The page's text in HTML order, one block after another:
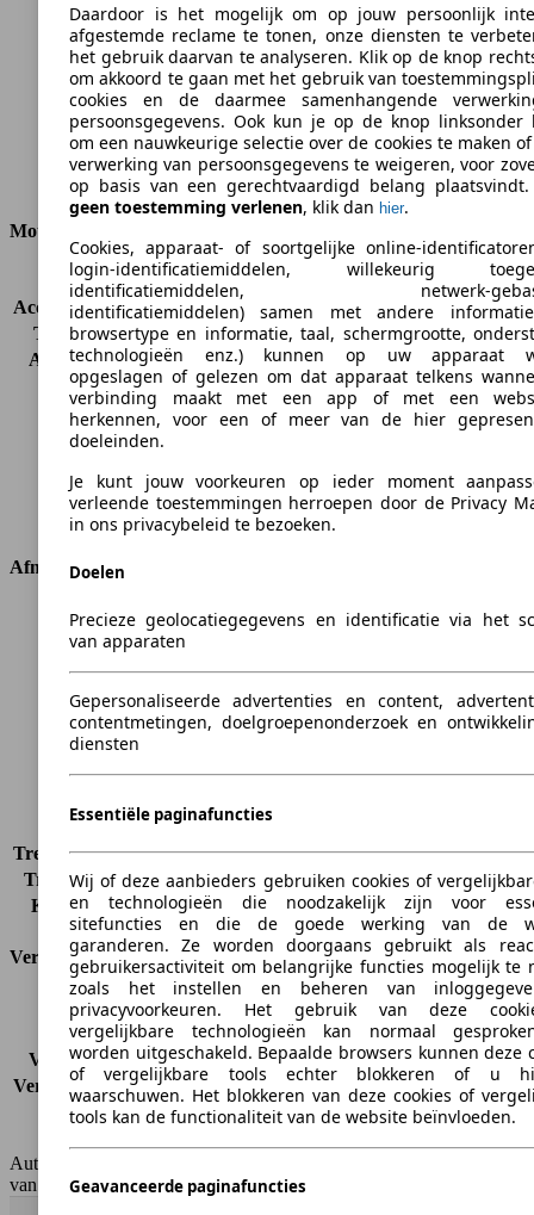
CO2-uitstoot (gem.)*
Ø 7.6 l/100km
Verbruik
Motor & Vermogen
KW (PS)
114 kW (155 PS)
Acceleratie (0-100 km/h) 10.2s
Topsnelheid (km/h)
190 km/h
Aantal versnellingen
6
Koppel
192 nm
Cilinderinhoud
1997 ccm
Brandstof
Transmissie
Manueel
Aandrijving
Vierwielaandrijving v terreinwagen
Afmetingen
Lengte
4605 mm
Hoogte
Breedte
1820 mm
Wielbasis
2630 mm
Maximaal gewicht
2075 kg
Maximale lading
Deuren
5
Dakbelasting
-
Trekgewicht (ongeremd) -
Trekgewicht (geremd)
1700 kg
Kofferbak capaciteit
589 - 1669 l
Verbruik
CO2-uitstoot*
177 g/km (komb.)
Verbruik (stad)
9.4 l/100km
Verbruik (snelweg)
6.5 l/100km
Verbruik (gemiddeld)* 7.6 l/100km
Emissieklasse
Euro 6b
AutoScout24 Belgium NV is niet aansprakelijk voor de juistheid
van de gegevens.
Daardoor is het mogelijk om op jouw persoonlijk
afgestemde reclame te tonen, onze diensten te
het gebruik daarvan te analyseren. Klik op de knop
om akkoord te gaan met het gebruik van
cookies en de daarmee samenhangende
persoonsgegevens. Ook kun je op de knop linksonder
om een nauwkeurige selectie over de cookies te maken
verwerking van persoonsgegevens te weigeren, voor
op basis van een gerechtvaardigd belang
geen toestemming verlenen, klik dan hier.
Cookies, apparaat- of soortgelijke online-
login-identificatiemiddelen, willekeurig
identificatiemiddelen, netwerk-
identificatiemiddelen) samen met andere
browsertype en informatie, taal, schermgrootte,
technologieën enz.) kunnen op uw apparaat
opgeslagen of gelezen om dat apparaat telkens
verbinding maakt met een app of met een
herkennen, voor een of meer van de hier
doeleinden.
Je kunt jouw voorkeuren op ieder moment
verleende toestemmingen herroepen door de Privacy
in ons privacybeleid te bezoeken.
Doelen
Precieze geolocatiegegevens en identificatie via het
van apparaten
Gepersonaliseerde advertenties en content,
contentmetingen, doelgroepenonderzoek en
diensten
Essentiële paginafuncties
Wij of deze aanbieders gebruiken cookies of
en technologieën die noodzakelijk zijn voor
sitefuncties en die de goede werking van de
garanderen. Ze worden doorgaans gebruikt als
gebruikersactiviteit om belangrijke functies mogelijk te
zoals het instellen en beheren van
privacyvoorkeuren. Het gebruik van deze
vergelijkbare technologieën kan normaal
worden uitgeschakeld. Bepaalde browsers kunnen deze
of vergelijkbare tools echter blokkeren of u
waarschuwen. Het blokkeren van deze cookies of
tools kan de functionaliteit van de website beïnvloeden.
Geavanceerde paginafuncties